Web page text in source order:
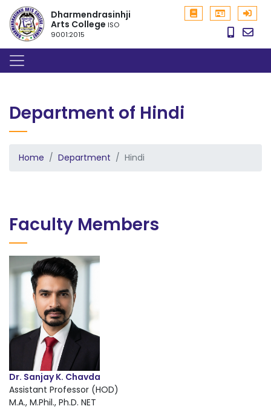
Dharmendrasinhji
Arts CollegeISO
9001:2015
Department of Hindi
Home Department Hindi
Faculty Members
Dr. Sanjay K. Chavda
Assistant Professor (HOD)
M.A., M.Phil., Ph.D. NET